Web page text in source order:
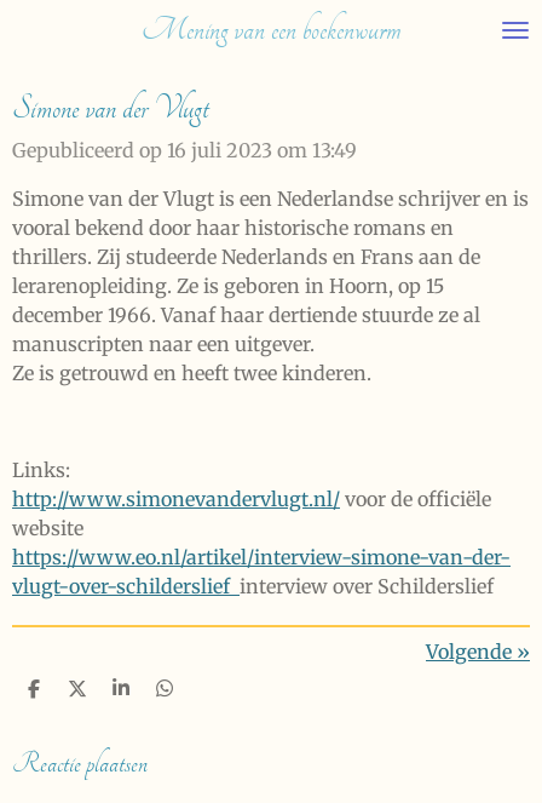
de
hoofdinhoud
Mening van een boekenwurm
Simone van der Vlugt
Gepubliceerd op 16 juli 2023 om 13:49
Simone van der Vlugt is een Nederlandse schrijver en is
vooral bekend door haar historische romans en
thrillers. Zij studeerde Nederlands en Frans aan de
lerarenopleiding. Ze is geboren in Hoorn, op 15
december 1966. Vanaf haar dertiende stuurde ze al
manuscripten naar een uitgever.
Ze is getrouwd en heeft twee kinderen.
Links:
http://www.simonevandervlugt.nl/ voor de officiële
website
https://www.eo.nl/artikel/interview-simone-van-der-
vlugt-over-schilderslief interview over Schilderslief
Volgende »
D
e
n
D
l
S
r
e
D
Reactie plaatsen